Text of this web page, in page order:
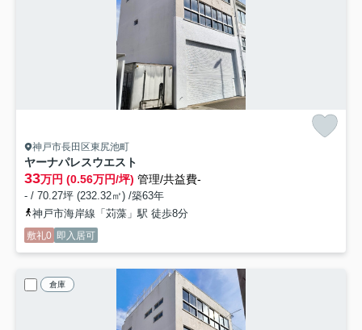
神戸市長田区東尻池町
ヤーナパレスウエスト
33万円 (0.56万円/坪) 管理/共益費-
- / 70.27坪 (232.32㎡) /築63年
神戸市海岸線「苅藻」駅 徒歩8分
敷礼0 即入居可
倉庫